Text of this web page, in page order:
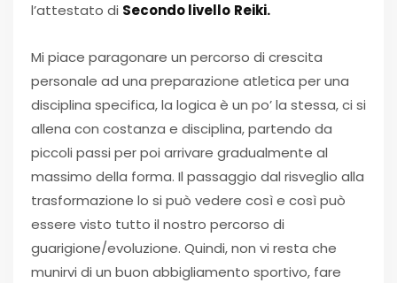
l’attestato di Secondo livello Reiki.
Mi piace paragonare un percorso di crescita
personale ad una preparazione atletica per una
disciplina specifica, la logica è un po’ la stessa, ci si
allena con costanza e disciplina, partendo da
piccoli passi per poi arrivare gradualmente al
massimo della forma. Il passaggio dal risveglio alla
trasformazione lo si può vedere così e così può
essere visto tutto il nostro percorso di
guarigione/evoluzione. Quindi, non vi resta che
munirvi di un buon abbigliamento sportivo, fare